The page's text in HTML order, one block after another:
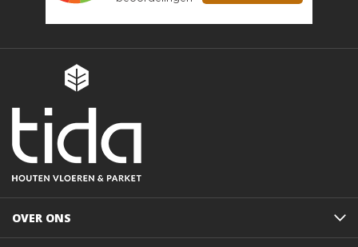
OVER ONS